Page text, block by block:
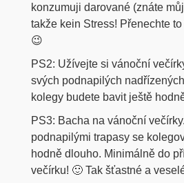
konzumuji darované (znáte
takže kein Stress! Přenechte
😉
PS2: Užívejte si vánoční
svých podnapilých
kolegy budete bavit ještě
PS3: Bacha na vánoční
podnapilými trapasy se
hodně dlouho. Minimálně do
večírku! 🙂 Tak šťastné a